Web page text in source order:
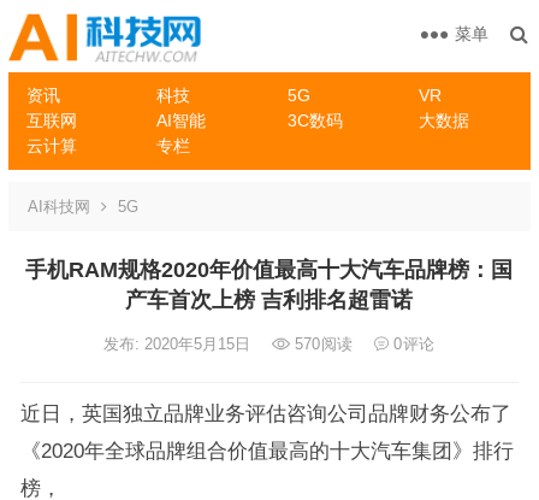
资讯 科技 5G
VR
互联网
AI智能 3C数码
大数据
云计算
专栏
菜单
AI科技网 5G
手机RAM规格2020年价值最高十大汽车品牌榜：国
产车首次上榜 吉利排名超雷诺
发布: 2020年5月15日 570阅读 0评论
近日，英国独立品牌业务评估咨询公司品牌财务公布了
《2020年全球品牌组合价值最高的十大汽车集团》排行
榜，